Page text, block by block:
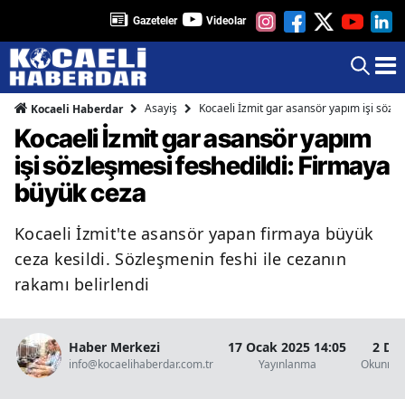
Gazeteler Videolar
Kocaeli Haberdar Asayiş Kocaeli İzmit gar asansör yapım işi
Kocaeli İzmit gar asansör yapım
işi sözleşmesi feshedildi: Firmaya
büyük ceza
Kocaeli İzmit'te asansör yapan firmaya büyük
ceza kesildi. Sözleşmenin feshi ile cezanın
rakamı belirlendi
Haber Merkezi
info@kocaelihaberdar.com.tr
17 Ocak 2025 14:05
Yayınlanma
2